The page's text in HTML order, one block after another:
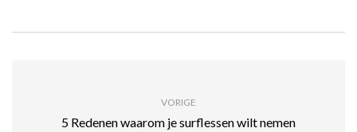
VORIGE
5 Redenen waarom je surflessen wilt nemen